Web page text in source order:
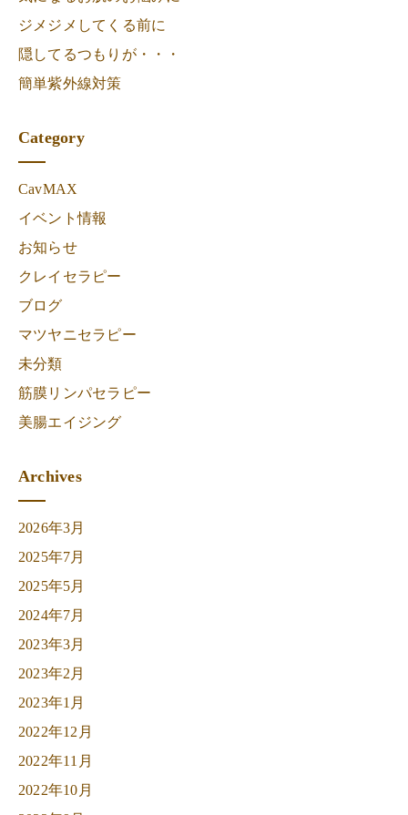
ジメジメしてくる前に
隠してるつもりが・・・
簡単紫外線対策
Category
CavMAX
イベント情報
お知らせ
クレイセラピー
ブログ
マツヤニセラピー
未分類
筋膜リンパセラピー
美腸エイジング
Archives
2026年3月
2025年7月
2025年5月
2024年7月
2023年3月
2023年2月
2023年1月
2022年12月
2022年11月
2022年10月